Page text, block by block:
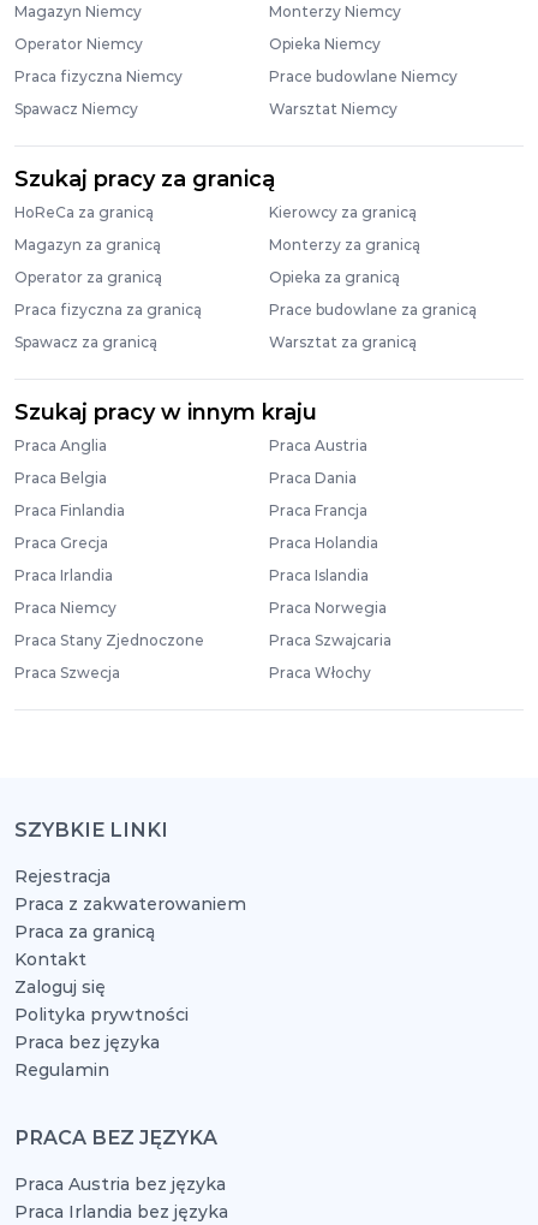
Magazyn Niemcy
Monterzy Niemcy
Operator Niemcy
Opieka Niemcy
Praca fizyczna Niemcy
Prace budowlane Niemcy
Spawacz Niemcy
Warsztat Niemcy
Szukaj pracy za granicą
HoReCa za granicą
Kierowcy za granicą
Magazyn za granicą
Monterzy za granicą
Operator za granicą
Opieka za granicą
Praca fizyczna za granicą
Prace budowlane za granicą
Spawacz za granicą
Warsztat za granicą
Szukaj pracy w innym kraju
Praca Anglia
Praca Austria
Praca Belgia
Praca Dania
Praca Finlandia
Praca Francja
Praca Grecja
Praca Holandia
Praca Irlandia
Praca Islandia
Praca Niemcy
Praca Norwegia
Praca Stany Zjednoczone
Praca Szwajcaria
Praca Szwecja
Praca Włochy
SZYBKIE LINKI
Rejestracja
Praca z zakwaterowaniem
Praca za granicą
Kontakt
Zaloguj się
Polityka prywtności
Praca bez języka
Regulamin
PRACA BEZ JĘZYKA
Praca Austria bez języka
Praca Irlandia bez języka